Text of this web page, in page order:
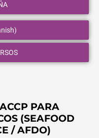
PARA
(SEAFOOD
/ AFDO)